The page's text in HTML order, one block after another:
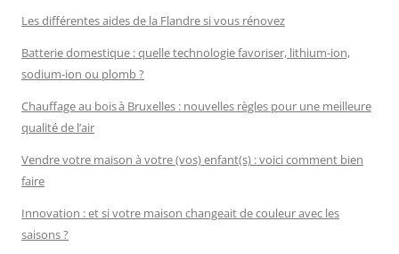
Les différentes aides de la Flandre si vous rénovez
Batterie domestique : quelle technologie favoriser, lithium-ion,
sodium-ion ou plomb ?
Chauffage au bois à Bruxelles : nouvelles règles pour une meilleure
qualité de l’air
Vendre votre maison à votre (vos) enfant(s) : voici comment bien
faire
Innovation : et si votre maison changeait de couleur avec les
saisons ?